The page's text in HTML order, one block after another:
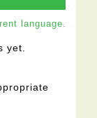
language.
yet.